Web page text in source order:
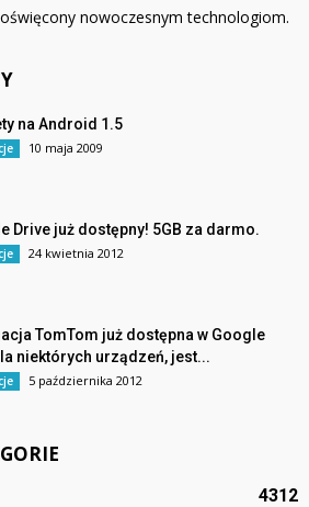
nowoczesnym technologiom.
na Android 1.5
10 maja 2009
Drive już dostępny! 5GB za darmo.
24 kwietnia 2012
TomTom już dostępna w Google
niektórych urządzeń, jest...
5 października 2012
4312